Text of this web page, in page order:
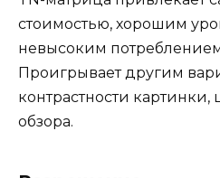
стоимостью, хорошим
невысоким
Проигрывает другим
контрастности картинки,
обзора.